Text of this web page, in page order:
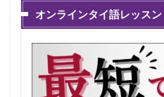
オンラインタイ語レッスン